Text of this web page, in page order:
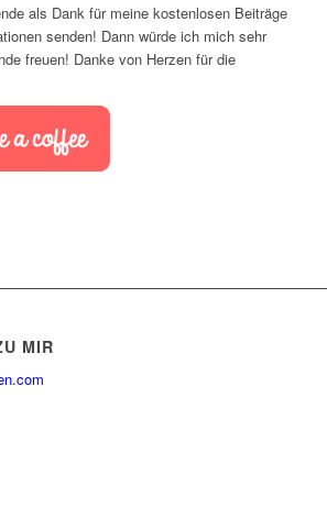
als Dank für meine kostenlosen Beiträge
senden! Dann würde ich mich sehr
freuen! Danke von Herzen für die
MIR